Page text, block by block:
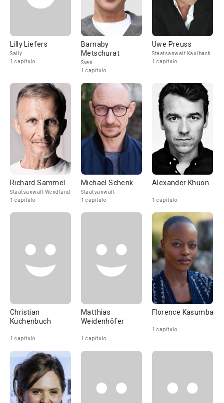
Lilly Liefers
Sally
1 capítulo
Barnaby
Metschurat
Sven
1 capítulo
Uwe Preuss
Staatsanwalt Kaulbach
1 capítulo
Richard Sammel
Staatsanwalt Wendland
1 capítulo
Michael Schenk
Staatsanwalt
1 capítulo
Alexander Khuon
1 capítulo
Christian
Kuchenbuch
1 capítulo
Matthias
Weidenhöfer
1 capítulo
Florence Kasumba
1 capítulo